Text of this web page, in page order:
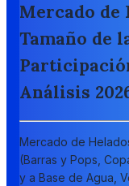
Mercado de
Tamaño de
Análisis
Mercado de
(Barras y Pops,
y a Base de Agua,